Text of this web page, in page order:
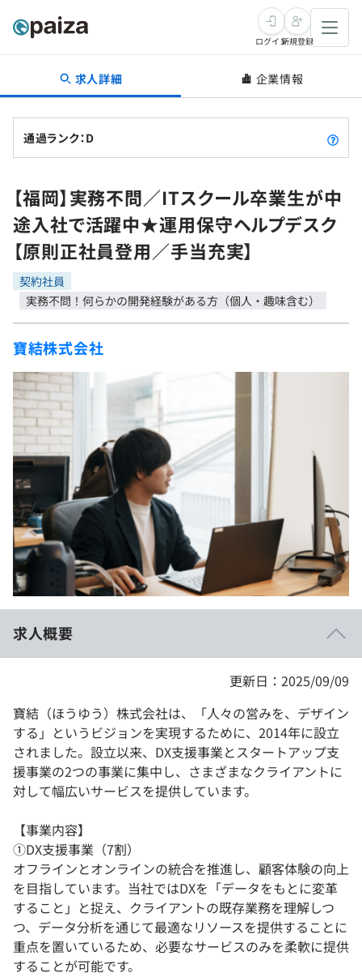
転職・キャリア
転職成功ガイド
転職エージェント
インタビュー
転職成功ガイド
新卒就活
求人検索
本選考
インターン
イベント・セミナー
インタビュー
就活成功ガイド
学習
問題集
4択課題
リファレンス
プラン
個人向けプラン
法人向けプラン
学校向けプラン
プログラミング言語
評価結果一覧
再チャレンジ結果一覧
ゲーム・マンガ
Tech Team Journal
paiza times
note
paizaとは？
ログイン新規登録
求人詳細 企業情報
通過ランク：D
【福岡】実務不問／ITスクール卒業生が中
途入社で活躍中★運用保守ヘルプデスク
【原則正社員登用／手当充実】
契約社員
実務不問！何らかの開発経験がある方（個人・趣味含む）
寶結株式会社
求人概要
更新日：2025/09/09
寶結（ほうゆう）株式会社は、「人々の営みを、デザイン
する」というビジョンを実現するために、2014年に設立
されました。設立以来、DX支援事業とスタートアップ支
援事業の2つの事業に集中し、さまざまなクライアントに
対して幅広いサービスを提供しています。
【事業内容】
①DX支援事業（7割）
オフラインとオンラインの統合を推進し、顧客体験の向上
を目指しています。当社ではDXを「データをもとに変革
すること」と捉え、クライアントの既存業務を理解しつ
つ、データ分析を通じて最適なリソースを提供することに
重点を置いているため、必要なサービスのみを柔軟に提供
することが可能です。